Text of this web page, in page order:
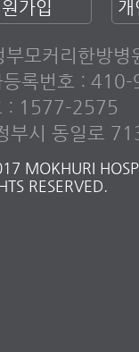
가입 개
부모커리한방병
등록번호 :
: 1577-2575
부시 동일로
MOKHURI
RESERVED.